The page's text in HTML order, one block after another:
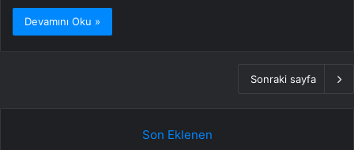
Devamını Oku »
Sonraki sayfa
Son Eklenen